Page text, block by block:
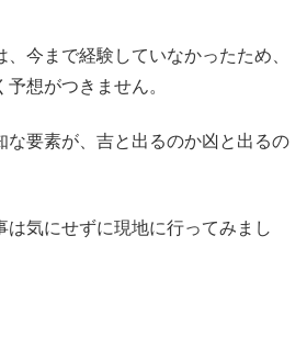
今まで経験していなかったため、
想がつきません。
な要素が、吉と出るのか凶と出るの
は気にせずに現地に行ってみまし